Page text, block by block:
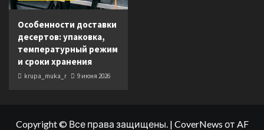
Особенности доставки
десертов: упаковка,
температурный режим
и сроки хранения
krupa_muka_r 9 июня 2026
Copyright © Все права защищены. | CoverNews от AF